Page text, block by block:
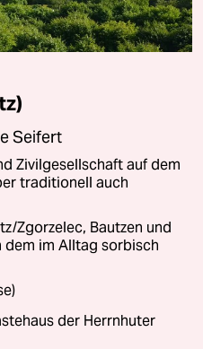
Seifert
Zivilgesellschaft auf dem
traditionell auch
Zgorzelec, Bautzen und
dem im Alltag sorbisch
der Herrnhuter